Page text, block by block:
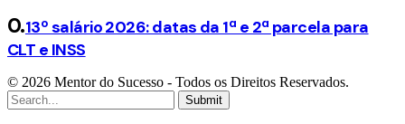
13º salário 2026: datas da 1ª e 2ª parcela para
CLT e INSS
© 2026 Mentor do Sucesso - Todos os Direitos Reservados.
Submit